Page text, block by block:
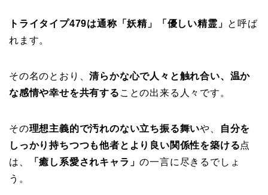
トライタイプ479は通称「妖精」「優しい精霊」 と呼ば
れます。
その名のとおり、清らかな心で人々と触れ合い、温か
な感情や幸せを共有する ことの出来る人々です。
その理想主義的で汚れのない立ち振る舞いや、
自分を
しっかり持ちつつも他者とより良い関係性を築ける点
は、
「癒し系愛されキャラ」の一言に尽きるでしょ
う。